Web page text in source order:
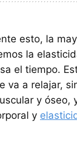
esto, la
la
el tiempo.
va a relajar,
y óseo,
y